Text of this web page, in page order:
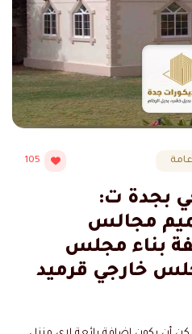
105
بجدة ت:
تصميم مجالس
بناء مجلس
خارجي قرميد